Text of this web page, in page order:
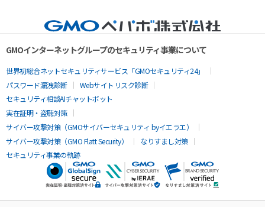
GMOインターネットグループのセキュリティ事業について
世界初総合ネットセキュリティサービス「GMOセキュリティ24」
パスワード漏洩診断
Webサイトリスク診断
セキュリティ相談AIチャットボット
実在証明・盗聴対策
サイバー攻撃対策（GMOサイバーセキュリティ byイエラエ）
サイバー攻撃対策（GMO Flatt Security）
なりすまし対策
セキュリティ事業の軌跡